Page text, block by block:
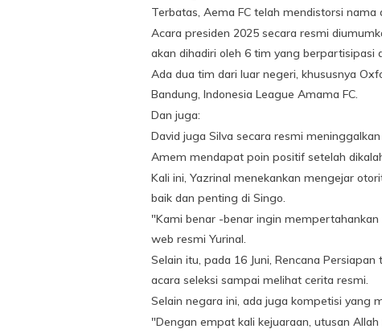
Terbatas, Aema FC telah mendistorsi nama
Acara presiden 2025 secara resmi
akan dihadiri oleh 6 tim yang berpartisipasi
Ada dua tim dari luar negeri, khususnya
Bandung, Indonesia League Amama FC.
Dan juga:
David juga Silva secara resmi meninggalkan
Amem mendapat poin positif setelah
Kali ini, Yazrinal menekankan mengejar
baik dan penting di Singo.
"Kami benar -benar ingin
web resmi Yurinal.
Selain itu, pada 16 Juni, Rencana
acara seleksi sampai melihat cerita resmi.
Selain negara ini, ada juga kompetisi yang
"Dengan empat kali kejuaraan, utusan